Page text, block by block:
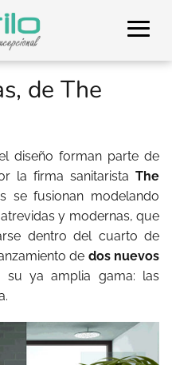
de The
diseño forman parte de
la firma sanitarista The
se fusionan modelando
y modernas, que
dentro del cuarto de
de dos nuevos
su ya amplia gama: las